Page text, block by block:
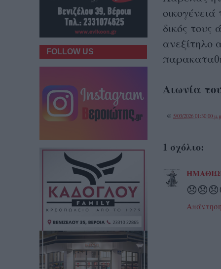
δικός
ανεξίτηλο
Αιωνία
@ 5/03/2026 01:30:00
1 σχόλιο:
FOLLOW US